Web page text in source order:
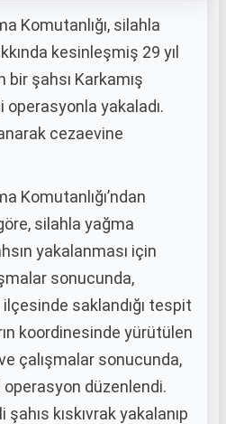
Komutanlığı, silahla
kesinleşmiş 29 yıl
bir şahsı Karkamış
yakaladı.
cezaevine
Komutanlığı’ndan
silahla yağma
yakalanması için
sonucunda,
saklandığı tespit
koordinesinde yürütülen
çalışmalar sonucunda,
operasyon düzenlendi.
kıskıvrak yakalanıp